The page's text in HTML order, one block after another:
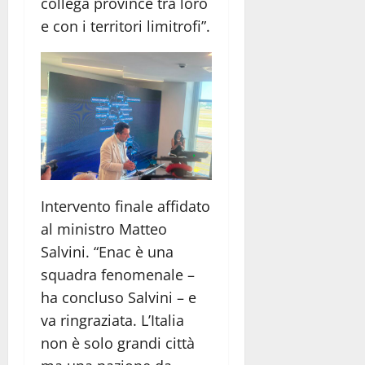
e con i territori limitrofi”.
Intervento finale affidato
al ministro Matteo
Salvini. “Enac è una
squadra fenomenale –
ha concluso Salvini – e
va ringraziata. L’Italia
non è solo grandi città